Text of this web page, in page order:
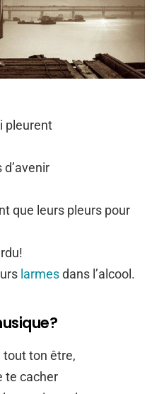
pleurent
que leurs pleurs pour
larmesdans l’alcool.
tout ton être,
te cacher